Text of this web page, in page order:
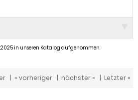
in unseren Katalog aufgenommen.
| « vorheriger | nächster » | Letzter »